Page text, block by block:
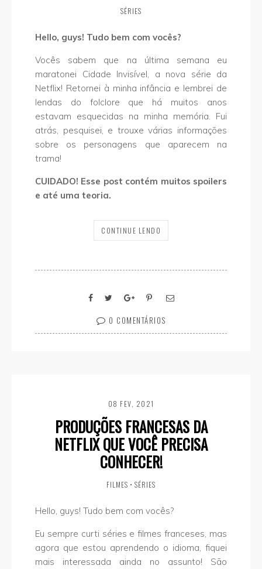
SÉRIES
Hello, guys! Tudo bem com vocês?
Vocês sabem que na última semana eu
maratonei Cidade Invisível, a nova série da
Netflix! Retornei à minha infância e lembrei de
lendas do folclore que há muitos anos
estavam esquecidas na minha memória. Fui
atrás, pesquisei, e trouxe várias informações
sobre os personagens que aparecem na
trama!
CUIDADO! Esse post contém muitos spoilers
e até uma teoria.
CONTINUE LENDO
0 COMENTÁRIOS
08 FEV, 2021
PRODUÇÕES FRANCESAS DA
NETFLIX QUE VOCÊ PRECISA
CONHECER!
FILMES • SÉRIES
Hello, guys! Tudo bem com vocês?
Eu sempre curti séries e filmes franceses, mas
agora que estou aprendendo o idioma, fiquei
mais interessada ainda no assunto! São